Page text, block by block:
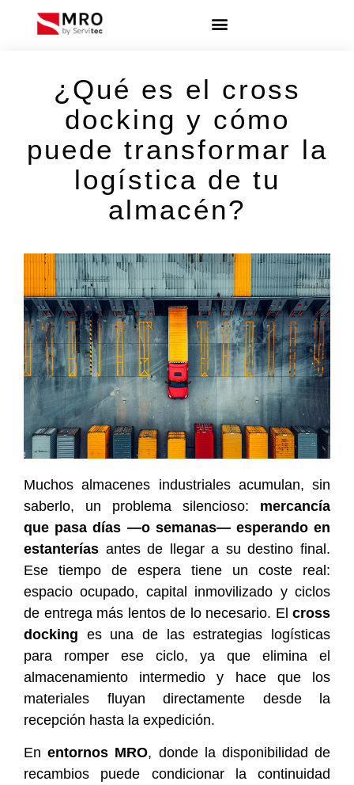
¿Qué es el cross
docking y cómo
puede transformar la
logística de tu
almacén?
Muchos almacenes industriales acumulan, sin
saberlo, un problema silencioso: mercancía
que pasa días —o semanas— esperando en
estanterías antes de llegar a su destino final.
Ese tiempo de espera tiene un coste real:
espacio ocupado, capital inmovilizado y ciclos
de entrega más lentos de lo necesario. El cross
docking es una de las estrategias logísticas
para romper ese ciclo, ya que elimina el
almacenamiento intermedio y hace que los
materiales fluyan directamente desde la
recepción hasta la expedición.
Enentornos MRO, donde la disponibilidad de
recambios puede condicionar la continuidad